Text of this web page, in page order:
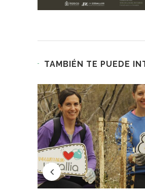
TAMBIÉN TE PUEDE